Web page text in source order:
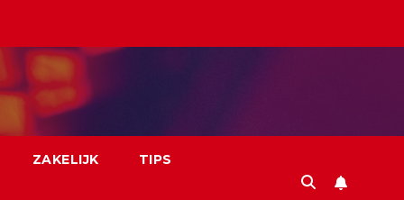
ZAKELIJK TIPS